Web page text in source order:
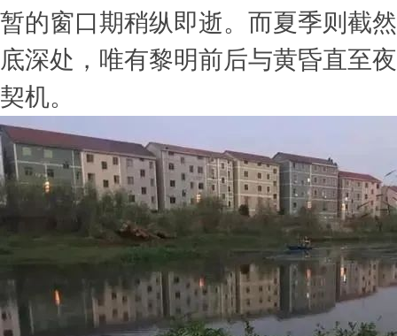
暂的窗口期稍纵即逝。而夏季则截
底深处，唯有黎明前后与黄昏直至
契机。